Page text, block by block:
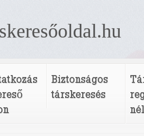
Biztonságos
társkeresés